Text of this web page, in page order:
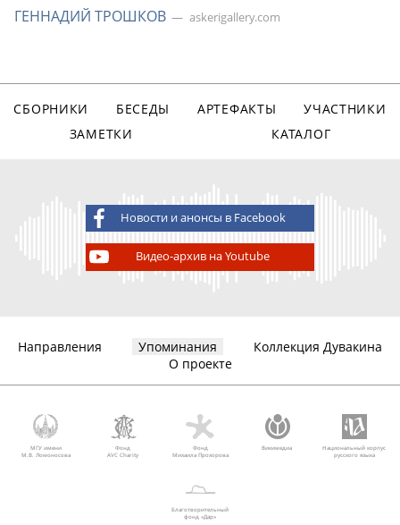
ГЕННАДИЙ ТРОШКОВ
askerigallery.com
СБОРНИКИ БЕСЕДЫ АРТЕФАКТЫ
УЧАСТНИКИ
ЗАМЕТКИ
КАТАЛОГ
Новости и анонсы в Facebook
Видео-архив на Youtube
Направления Упоминания
Коллекция Дувакина
О проекте
МГУ имени
М.В. Ломоносова
Фонд
AVC Charity
Фонд
Михаила Прохорова
Викимедиа
Национальный корпус
русского языка
Благотворительный
фонд «Дар»